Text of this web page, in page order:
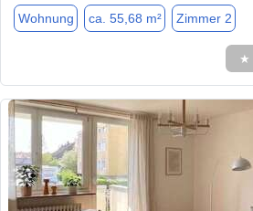
Wohnung ca. 55,68 m² Zimmer 2
★